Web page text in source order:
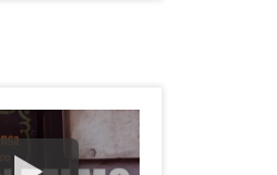
En el video
imagenes
barrio de